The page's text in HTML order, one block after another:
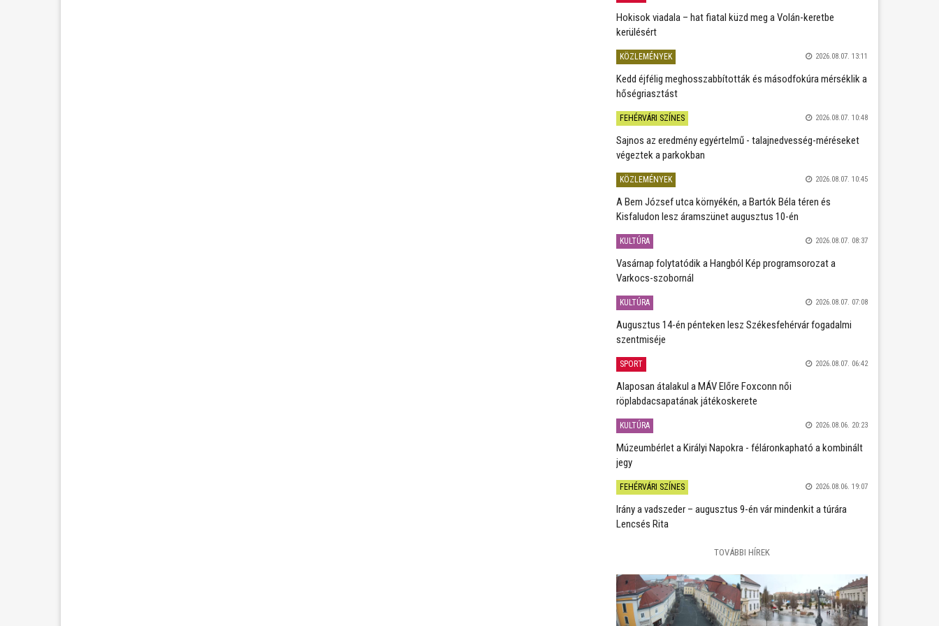
Hokisok viadala – hat fiatal küzd meg a Volán-keretbe
kerülésért
KÖZLEMÉNYEK 2026.08.07. 13:11
Kedd éjfélig meghosszabbították és másodfokúra mérséklik a
hőségriasztást
FEHÉRVÁRI SZÍNES 2026.08.07. 10:48
Sajnos az eredmény egyértelmű - talajnedvesség-méréseket
végeztek a parkokban
KÖZLEMÉNYEK 2026.08.07. 10:45
A Bem József utca környékén, a Bartók Béla téren és
Kisfaludon lesz áramszünet augusztus 10-én
KULTÚRA 2026.08.07. 08:37
Vasárnap folytatódik a Hangból Kép programsorozat a
Varkocs-szobornál
KULTÚRA 2026.08.07. 07:08
Augusztus 14-én pénteken lesz Székesfehérvár fogadalmi
szentmiséje
SPORT 2026.08.07. 06:42
Alaposan átalakul a MÁV Előre Foxconn női
röplabdacsapatának játékoskerete
KULTÚRA 2026.08.06. 20:23
Múzeumbérlet a Királyi Napokra - féláronkapható a kombinált
jegy
FEHÉRVÁRI SZÍNES 2026.08.06. 19:07
Irány a vadszeder – augusztus 9-én vár mindenkit a túrára
Lencsés Rita
TOVÁBBI HÍREK